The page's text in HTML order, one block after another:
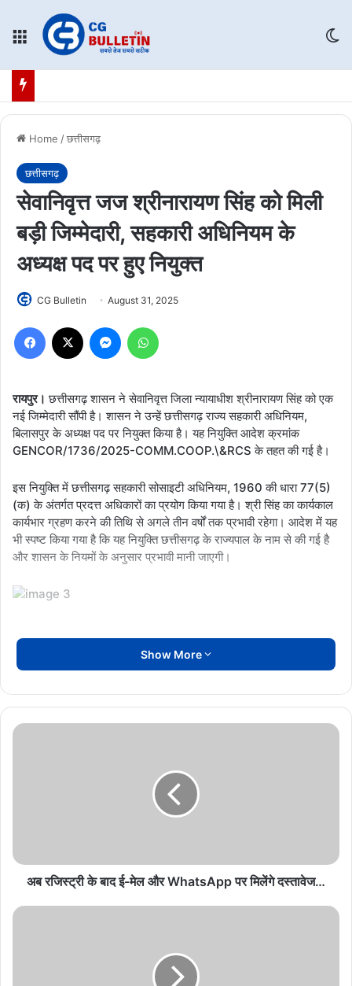
Menu
Home /छत्तीसगढ़
छत्तीसगढ़
सेवानिवृत्त जज श्रीनारायण सिंह को मिली
बड़ी जिम्मेदारी, सहकारी अधिनियम के
अध्यक्ष पद पर हुए नियुक्त
CG Bulletin August 31, 2025
Facebook Messenger
रायपुर।छत्तीसगढ़ शासन ने सेवानिवृत्त जिला न्यायाधीश श्रीनारायण सिंह को एक
नई जिम्मेदारी सौंपी है। शासन ने उन्हें छत्तीसगढ़ राज्य सहकारी अधिनियम,
बिलासपुर के अध्यक्ष पद पर नियुक्त किया है। यह नियुक्ति आदेश क्रमांक
GENCOR/1736/2025-COMM.COOP.\&RCS के तहत की गई है।
इस नियुक्ति में छत्तीसगढ़ सहकारी सोसाइटी अधिनियम, 1960 की धारा 77(5)
(क) के अंतर्गत प्रदत्त अधिकारों का प्रयोग किया गया है। श्री सिंह का कार्यकाल
कार्यभार ग्रहण करने की तिथि से अगले तीन वर्षों तक प्रभावी रहेगा। आदेश में यह
भी स्पष्ट किया गया है कि यह नियुक्ति छत्तीसगढ़ के राज्यपाल के नाम से की गई है
और शासन के नियमों के अनुसार प्रभावी मानी जाएगी।
Show More
अब
पर
मिलेंगेअब रजिस्ट्री के बाद ई-मेल और WhatsApp पर मिलेंगे दस्तावेज…
रिटायर्ड